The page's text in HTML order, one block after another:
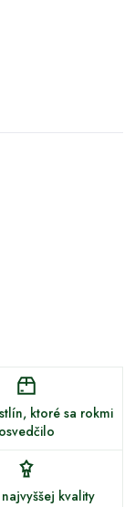
ktoré sa rokmi
osvedčilo
kvality